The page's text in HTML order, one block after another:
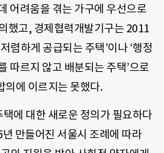
어려움을 겪는 가구에 우선으로
했고, 경제협력개발기구는 2011
렴하게 공급되는 주택’이나 ‘행정
따르지 않고 배분되는 주택’으로
의에 이르지는 못했다.
에 대한 새로운 정의가 필요하다
만들어진 서울시 조례에 따라